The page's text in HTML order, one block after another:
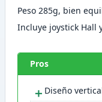
Peso 285g, bien
Incluye joystick Hall
Pros
＋ Diseño